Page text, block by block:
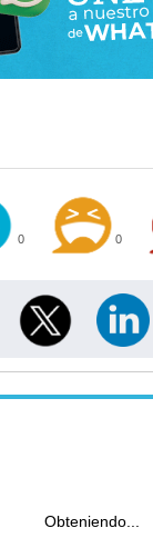
0 0
Obteniendo...